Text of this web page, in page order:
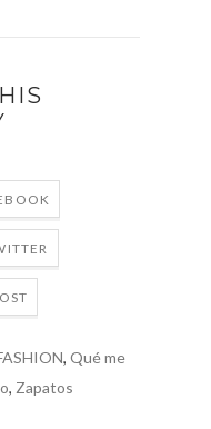
, Qué me
, Zapatos